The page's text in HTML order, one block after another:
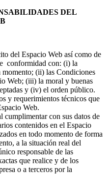
DEL
del Espacio Web así como de
conformidad con: (i) la
(ii) las Condiciones
Web; (iii) la moral y buenas
y (iv) el orden público.
y requerimientos técnicos que
Web.
con sus datos de
contenidos en el Espacio
en todo momento de forma
a la situación real del
responsable de las
que realice y de los
o a terceros por la